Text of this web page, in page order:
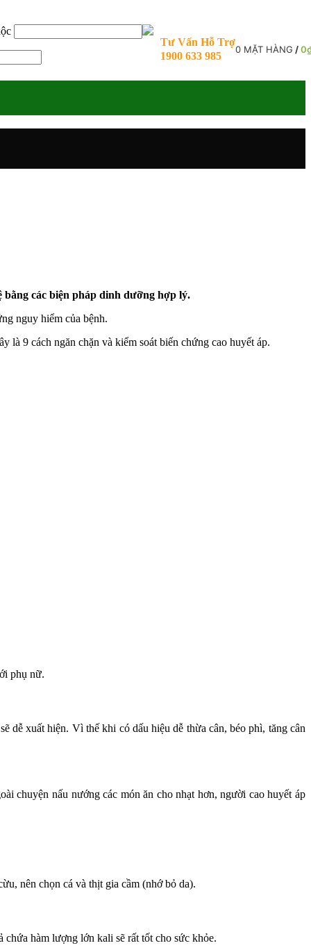
Tư Vấn Hỗ Trợ
1900 633 985
0 MẶT HÀNG /0
các biện pháp dinh dưỡng hợp lý.
nguy hiểm của bệnh.
là 9 cách ngăn chặn và kiểm soát biến chứng cao huyết áp.
phụ nữ.
dễ xuất hiện. Vì thế khi có dấu hiệu dễ thừa cân, béo phì, tăng cân
chuyện nấu nướng các món ăn cho nhạt hơn, người cao huyết áp
nên chọn cá và thịt gia cầm (nhớ bỏ da).
hàm lượng lớn kali sẽ rất tốt cho sức khỏe.